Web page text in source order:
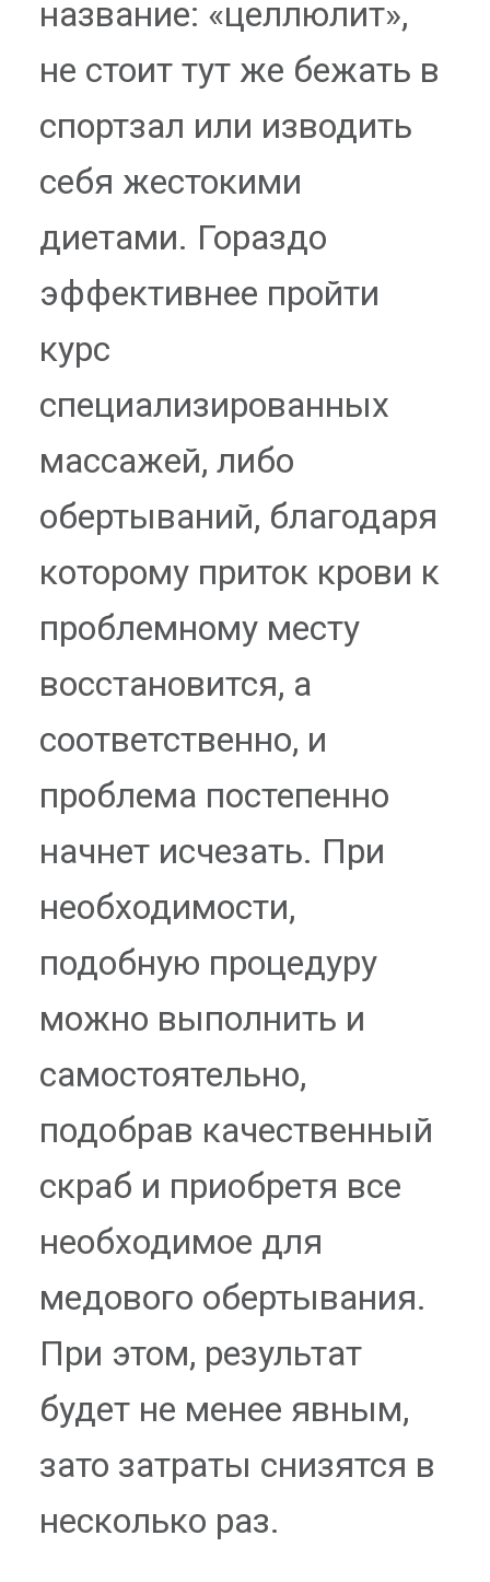
название: «целлюлит»,
не стоит тут же бежать в
спортзал или изводить
себя жестокими
диетами. Гораздо
эффективнее пройти
курс
специализированных
массажей, либо
обертываний, благодаря
которому приток крови к
проблемному месту
восстановится, а
соответственно, и
проблема постепенно
начнет исчезать. При
необходимости,
подобную процедуру
можно выполнить и
самостоятельно,
подобрав качественный
скраб и приобретя все
необходимое для
медового обертывания.
При этом, результат
будет не менее явным,
зато затраты снизятся в
несколько раз.